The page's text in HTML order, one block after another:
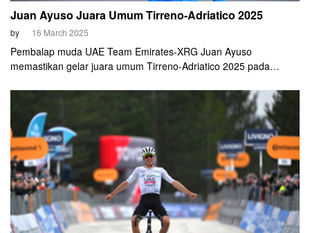
Juan Ayuso Juara Umum Tirreno-Adriatico 2025
by 16 March 2025
Pembalap muda UAE Team Emirates-XRG Juan Ayuso
memastikan gelar juara umum Tirreno-Adriatico 2025 pada
usai finis dengan peleton terdepan di San Benedetto del Tronto.